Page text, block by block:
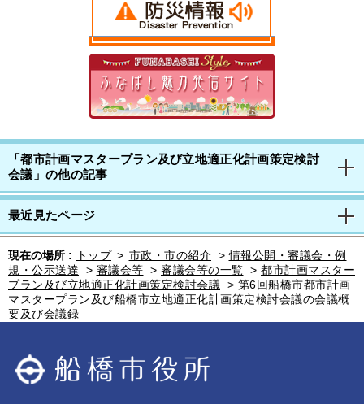
「都市計画マスタープラン及び立地適正化計画策定検討
会議」の他の記事
最近見たページ
現在の場所 : トップ > 市政・市の紹介 >情報公開・審議会・例
規・公示送達
> 審議会等 > 審議会等の一覧 > 都市計画マスター
プラン及び立地適正化計画策定検討会議
> 第6回船橋市都市計画
マスタープラン及び船橋市立地適正化計画策定検討会議の会議概
要及び会議録